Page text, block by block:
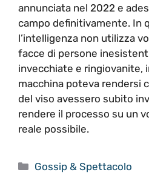
annunciata nel 2022 e
campo definitivamente. In
l’intelligenza non utilizza
facce di persone
invecchiate e ringiovanite,
macchina poteva rendersi
del viso avessero subito
rendere il processo su un
reale possibile.
Categorie
Gossip & Spettacolo